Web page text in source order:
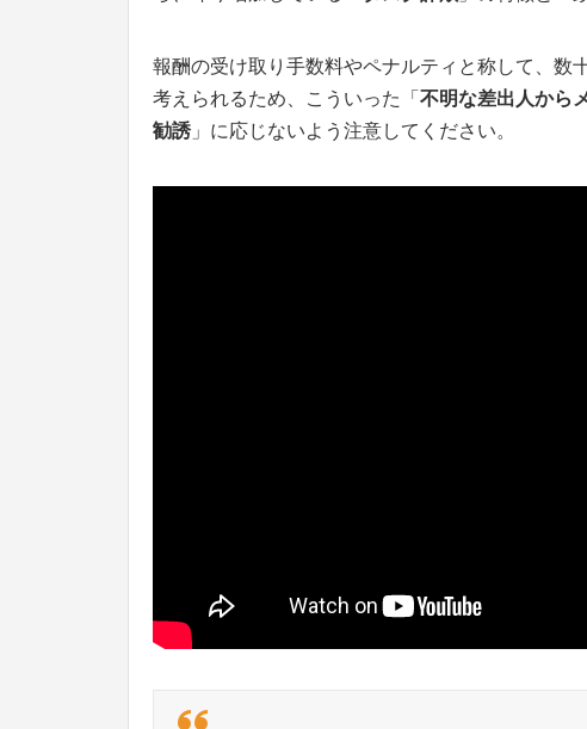
報酬の受け取り手数料やペナルティと称して、数
考えられるため、こういった「不明な差出人から
勧誘」に応じないよう注意してください。